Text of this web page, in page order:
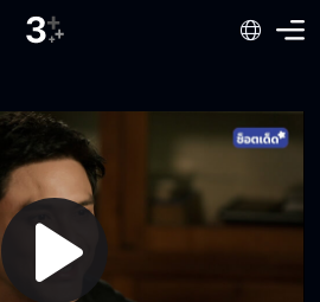
Play
ให้โอกาสเป็นครั้งสุดท้าย พลาดอีก...มึงตาย
ให้โอกาสเป็นครั้งสุดท้าย พลาดอีก...มึงตาย